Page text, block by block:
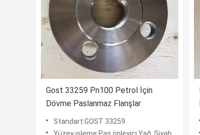
Gost 33259 Pn100 Petrol İçin
Dövme Paslanmaz Flanşlar
Standart:GOST 33259